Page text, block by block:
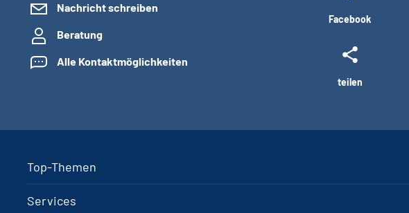
Nachricht schreiben
Beratung
Alle Kontaktmöglichkeiten
Facebook
teilen
Top-Themen
Services